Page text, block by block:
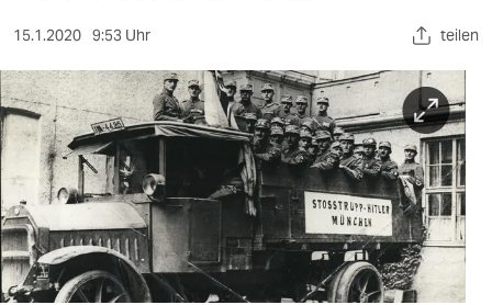
kultur
sport
berlin
nord
wahrheit
verlag
15.1.2020 9:53 Uhr teilen